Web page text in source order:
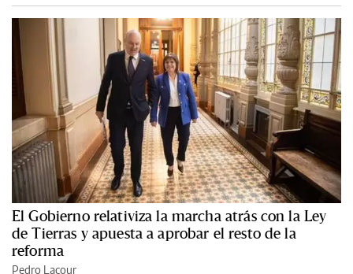
El Gobierno relativiza la marcha atrás con la Ley
de Tierras y apuesta a aprobar el resto de la
reforma
Pedro Lacour